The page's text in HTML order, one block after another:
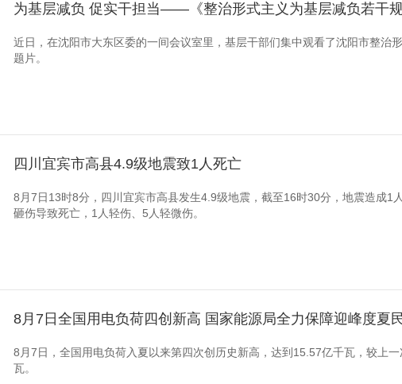
为基层减负 促实干担当——《整治形式主义为基层减负若干
近日，在沈阳市大东区委的一间会议室里，基层干部们集中观看了沈阳市整治
题片。
四川宜宾市高县4.9级地震致1人死亡
8月7日13时8分，四川宜宾市高县发生4.9级地震，截至16时30分，地震造成1
砸伤导致死亡，1人轻伤、5人轻微伤。
8月7日全国用电负荷四创新高 国家能源局全力保障迎峰度夏
8月7日，全国用电负荷入夏以来第四次创历史新高，达到15.57亿千瓦，较上
瓦。